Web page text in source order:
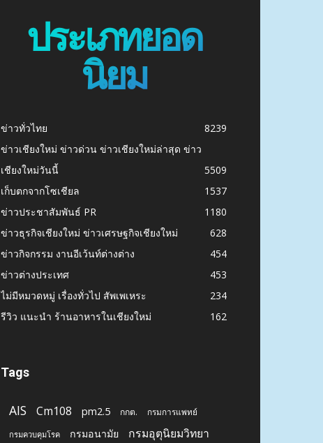
ประเภทยอด
นิยม
ข่าวทั่วไทย
8239
ข่าวเชียงใหม่ ข่าวด่วน ข่าวเชียงใหม่ล่าสุด ข่าว
เชียงใหม่วันนี้
5509
เก็บตกจากโซเชียล
1537
ข่าวประชาสัมพันธ์ PR
1180
ข่าวธุรกิจเชียงใหม่ ข่าวเศรษฐกิจเชียงใหม่
628
ข่าวกิจกรรม งานอีเว้นท์ต่างต่าง
454
ข่าวต่างประเทศ
453
ไม่มีหมวดหมู่ เรื่องทั่วไป สัพเพเหระ
234
รีวิว แนะนำ ร้านอาหารในเชียงใหม่
162
Tags
AIS Cm108 pm2.5 กกต. กรมการแพทย์
กรมควบคุมโรค กรมอนามัย กรมอุตุนิยมวิทยา